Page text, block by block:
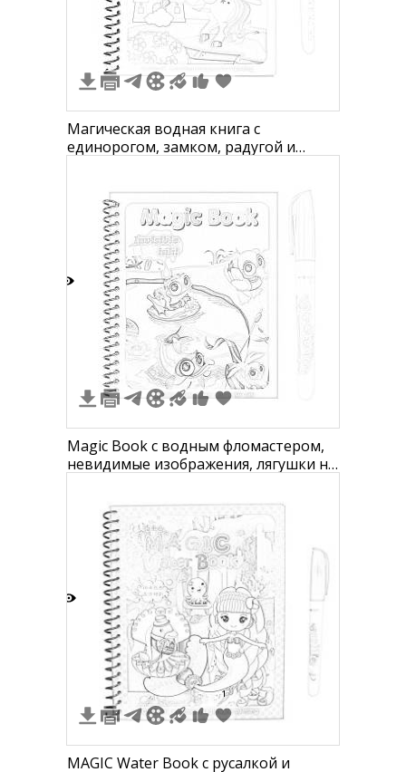
Магическая водная книга с
единорогом, замком, радугой и
Magic Book с водным фломастером,
невидимые изображения, лягушки на
1
MAGIC Water Book с русалкой и